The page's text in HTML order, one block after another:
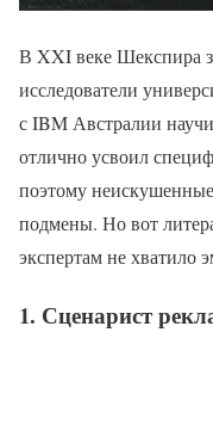
В XXI веке Шекспира
исследователи
с IBM Австралии
отлично усвоил
поэтому
подмены. Но вот
экспертам не хватило
1. Сценарист